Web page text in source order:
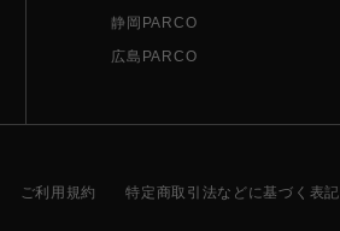
静岡PARCO
広島PARCO
ご利用規約 特定商取引法などに基づく表記